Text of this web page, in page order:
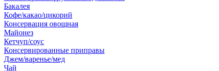
Бакалея
Кофе/какао/цикорий
Консервация овощная
Майонез
Кетчуп/соус
Консервированные приправы
Джем/варенье/мед
Чай